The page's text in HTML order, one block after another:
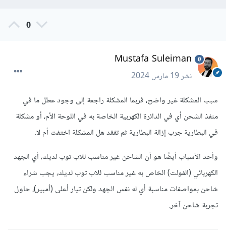
0
Mustafa Suleiman
نشر19 مارس 2024
سبب المشكلة غير واضح، فربما المشكلة راجعة إلى وجود عطل ما في
منفذ الشحن أي في الدائرة الكهربية الخاصة به في اللوحة الأم، أو مشكلة
في البطارية جرب إزالة البطارية ثم تفقد هل المشكلة اختفت أم لا.
وأحد الأسباب أيضًا هو أن الشاحن غير مناسب للاب توب لديك، أي الجهد
الكهربائي (الفولت) الخاص به غير مناسب للاب توب لديك، يجب شراء
شاحن بمواصفات مناسبة أي له نفس الجهد ولكن تيار أعلى (أمبير)، حاول
تجربة شاحن آخر.